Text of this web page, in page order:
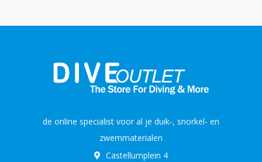
de online specialist voor al je duik-, snorkel- en
zwemmaterialen
Castellumplein 4